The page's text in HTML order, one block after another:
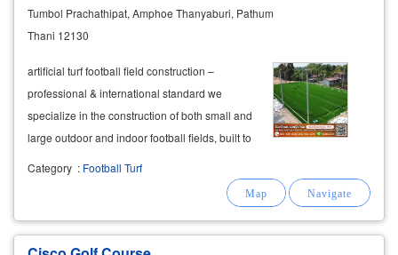
Tumbol Prachathipat, Amphoe Thanyaburi, Pathum
Thani 12130
artificial turf football field construction –
professional & international standard we
specialize in the construction of both small and
large outdoor and indoor football fields, built to
fields are designed for professional athletes
Category : Football Turf